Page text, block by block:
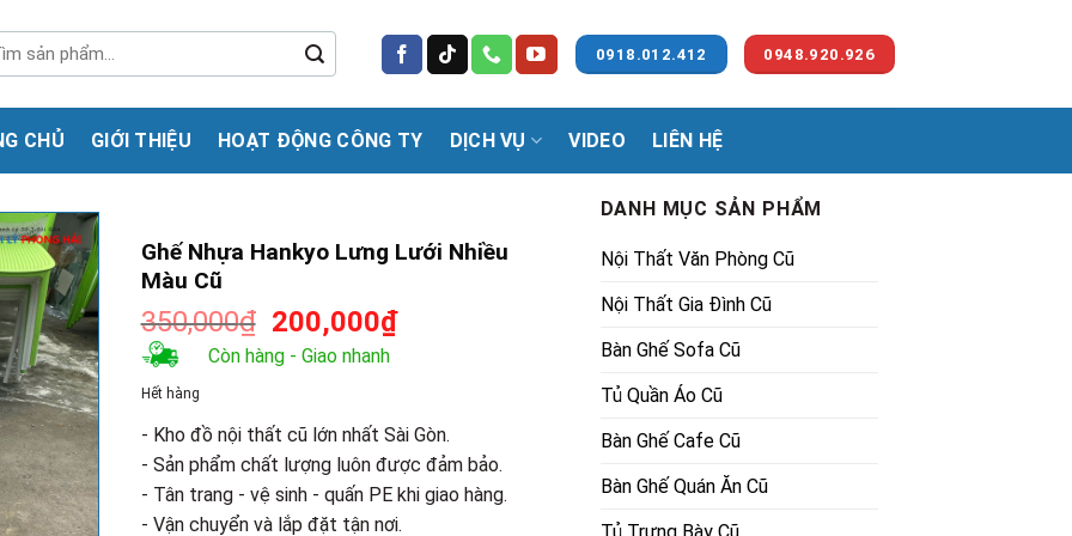
0918.012.412 0948.920.926
CHỦ GIỚI THIỆU HOẠT ĐỘNG CÔNG TY DỊCH VỤ VIDEO LIÊN HỆ
Ghế Nhựa Hankyo Lưng Lưới Nhiều
Màu Cũ
350,000₫ Giá
gốc
là:
200,000₫Giá
200,000₫.
Còn hàng - Giao nhanh
Hết hàng
- Kho đồ nội thất cũ lớn nhất Sài Gòn.
- Sản phẩm chất lượng luôn được đảm bảo.
- Tân trang - vệ sinh - quấn PE khi giao hàng.
- Vận chuyển và lắp đặt tận nơi.
DANH MỤC SẢN PHẨM
Nội Thất Văn Phòng Cũ
Nội Thất Gia Đình Cũ
Bàn Ghế Sofa Cũ
Tủ Quần Áo Cũ
Bàn Ghế Cafe Cũ
Bàn Ghế Quán Ăn Cũ
Tủ Trưng Bày Cũ